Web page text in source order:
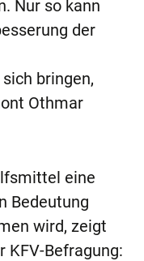
Nur so kann
der
bringen,
Othmar
eine
Bedeutung
wird, zeigt
KFV-Befragung: